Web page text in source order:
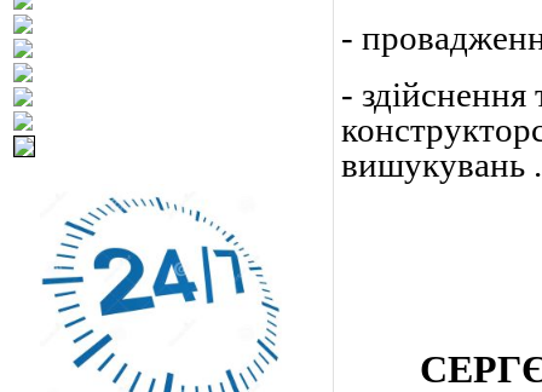
-
- здійснення
вишукувань .